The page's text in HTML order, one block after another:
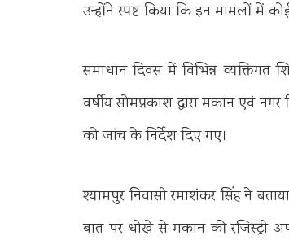
उन्होंने स्पष्ट किया कि इन मामलों में
समाधान दिवस में विभिन्न व्यक्तिगत
वर्षीय सोमप्रकाश द्वारा मकान एवं
को जांच के निर्देश दिए गए।
श्यामपुर निवासी रमाशंकर सिंह ने
बात पर धोखे से मकान की रजिस्ट्री